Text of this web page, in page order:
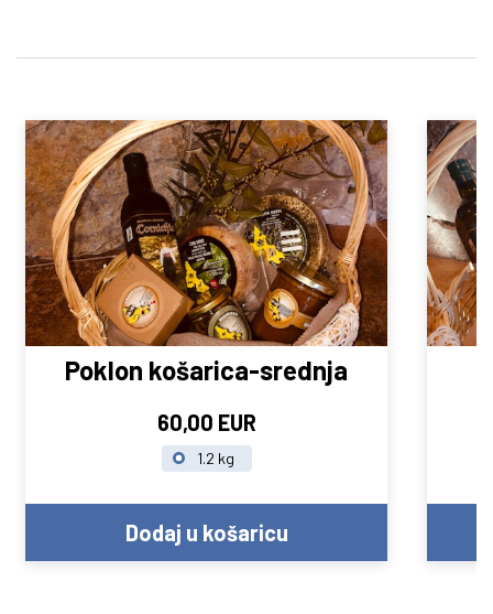
Poklon košarica-srednja
60,00 EUR
1.2 kg